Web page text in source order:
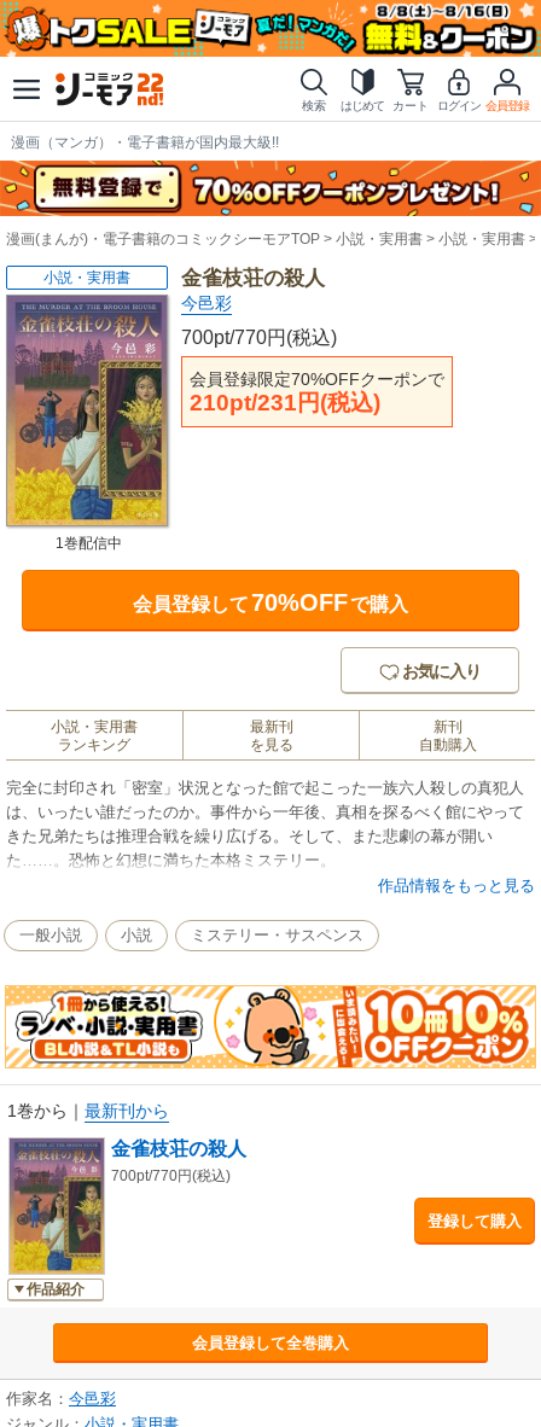
検索 はじめて カート ログイン 会員登録
漫画（マンガ）・電子書籍が国内最大級!!
漫画(まんが)・電子書籍のコミックシーモアTOP 小説・実用書 小説・実用書
金雀枝荘の殺人
今邑彩
700pt/770円(税込)
会員登録限定70%OFFクーポンで
210pt/231円(税込)
小説・実用書
1巻配信中
会員登録して70%OFFで購入
お気に入り
小説・実用書
ランキング
最新刊
を見る
新刊
自動購入
完全に封印され「密室」状況となった館で起こった一族六人殺しの真犯人
は、いったい誰だったのか。事件から一年後、真相を探るべく館にやって
きた兄弟たちは推理合戦を繰り広げる。そして、また悲劇の幕が開い
た……。恐怖と幻想に満ちた本格ミステリー。
作品情報をもっと見る
一般小説 小説 ミステリー・サスペンス
1巻から ｜ 最新刊から
作品紹介
金雀枝荘の殺人
700pt/770円(税込)
登録して購入
会員登録して全巻購入
作家名： 今邑彩